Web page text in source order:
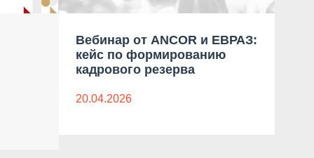
Вебинар от ANCOR и ЕВРАЗ:
кейс по формированию
кадрового резерва
20.04.2026